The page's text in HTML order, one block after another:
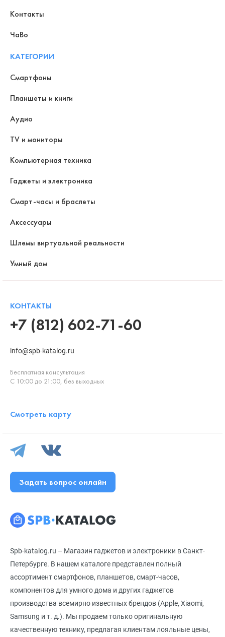
Spb-katalog.ru – Магазин гаджетов и электроники в Санкт-
Петербурге. В нашем каталоге представлен полный
ассортимент смартфонов, планшетов, смарт-часов,
компонентов для умного дома и других гаджетов
производства всемирно известных брендов (Apple, Xiaomi,
Samsung и т. д.). Мы продаем только оригинальную
качественную технику, предлагая клиентам лояльные цены,
Контакты
ЧаВо
КАТЕГОРИИ
Смартфоны
Планшеты и книги
Аудио
TV и мониторы
Компьютерная техника
Гаджеты и электроника
Смарт-часы и браслеты
Аксессуары
Шлемы виртуальной реальности
Умный дом
КОНТАКТЫ
+7 (812) 602-71-60
info@spb-katalog.ru
Бесплатная консультация
С 10:00 до 21:00, без выходных
Смотреть карту
Задать вопрос онлайн